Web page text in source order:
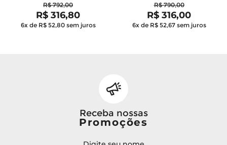
R$ 792,00
R$ 316,80
6x de R$ 52,80 sem juros
R$ 790,00
R$ 316,00
6x de R$ 52,67 sem juros
Receba nossas
Promoções